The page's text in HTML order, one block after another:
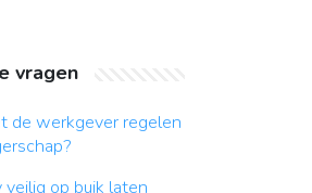
vragen
de werkgever regelen
veilig op buik laten